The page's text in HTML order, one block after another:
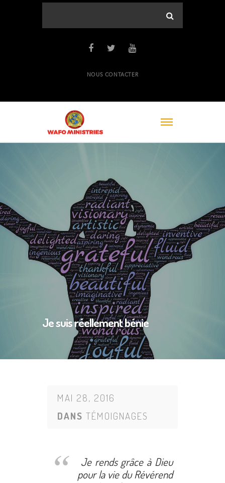
NOUS CONTACTER
Je suis réellement bénie
MAI 28, 2016
DANS TÉMOIGNAGES
Je rends grâce à Dieu
pour la vie du Révérend